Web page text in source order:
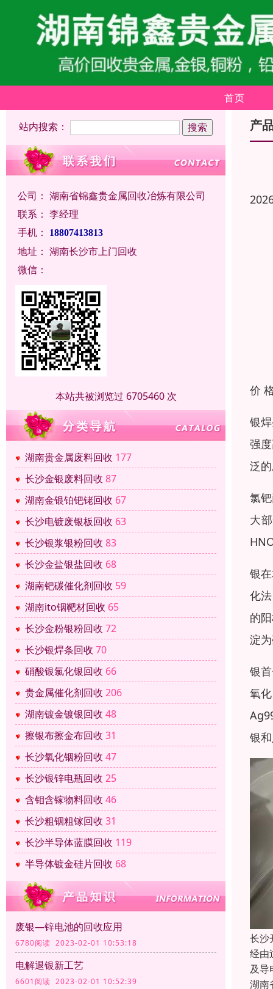
首页
站内搜索：
公司： 湖南省锦鑫贵金属回收冶炼有限公司
联系： 李经理
手机：
18807413813
地址： 湖南长沙市上门回收
微信：
本站共被浏览过 6705460 次
湖南贵金属废料回收 177
长沙金银废料回收 87
湖南金银铂钯铑回收 67
长沙电镀废银板回收 63
长沙银浆银粉回收 83
长沙金盐银盐回收 68
湖南钯碳催化剂回收 59
湖南ito铟靶材回收 65
长沙金粉银粉回收 72
长沙银焊条回收 70
硝酸银氯化银回收 66
贵金属催化剂回收 206
湖南镀金镀银回收 48
擦银布擦金布回收 31
长沙氧化铟粉回收 47
长沙银锌电瓶回收 25
含钼含镓物料回收 46
长沙粗铟粗镓回收 31
长沙半导体蓝膜回收 119
半导体镀金硅片回收 68
废银—锌电池的回收应用
6780阅读 2023-02-01 10:53:18
电解退银新工艺
6601阅读 2023-02-01 10:52:39
产
价
银
强
泛
氯
大
银
化
的
淀
银
氧
银
长沙
经由
及导
湖南